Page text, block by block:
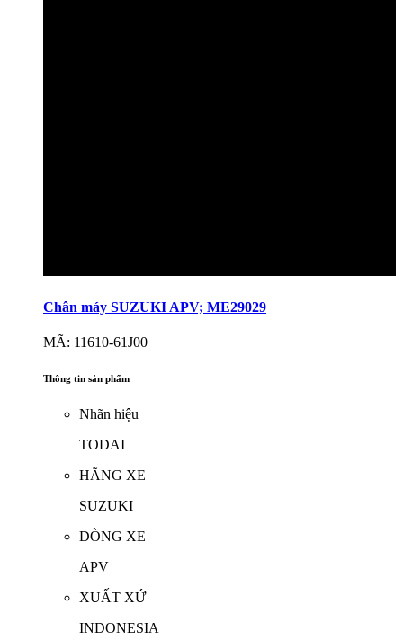
Chân máy SUZUKI APV; ME29029
MÃ: 11610-61J00
Thông tin sản phẩm
Nhãn hiệu
TODAI
HÃNG XE
SUZUKI
DÒNG XE
APV
XUẤT XỨ
INDONESIA